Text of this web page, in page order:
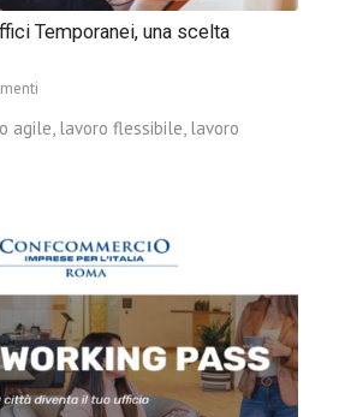
Temporanei, una scelta
agile, lavoro flessibile, lavoro